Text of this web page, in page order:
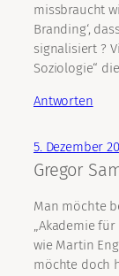
missbraucht
Branding‘,
signalisiert ?
Soziologie“
Antworten
5. Dezember
Gregor
Man möchte
„Akademie
wie Martin
möchte doch